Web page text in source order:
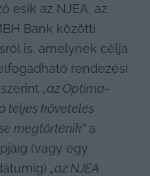
esik az NJEA, az
Bank közötti
is, amelynek célja
rendezési
„az Optima-
teljes követelés
megtörténik” a
(vagy egy
„az NJEA